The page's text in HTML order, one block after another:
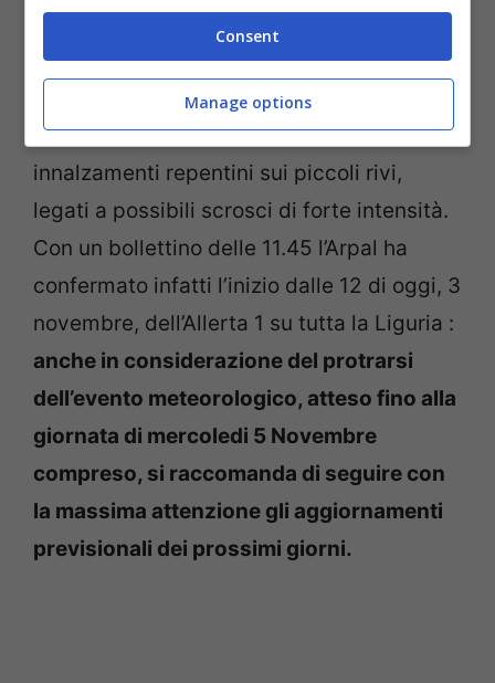
monitorati presentano lievi innalzamenti
del livello (Polcevera e Varenna), tutti
comunque al di sotto della soglia di
attenzione. Non sono tuttavia da escludere
innalzamenti repentini sui piccoli rivi,
legati a possibili scrosci di forte intensità.
Con un bollettino delle 11.45 l’Arpal ha
confermato infatti l’inizio dalle 12 di oggi, 3
novembre, dell’Allerta 1 su tutta la Liguria :
anche in considerazione del protrarsi
dell’evento meteorologico, atteso fino alla
giornata di mercoledi 5 Novembre
compreso, si raccomanda di seguire con
la massima attenzione gli aggiornamenti
previsionali dei prossimi giorni.
Consent
Manage options